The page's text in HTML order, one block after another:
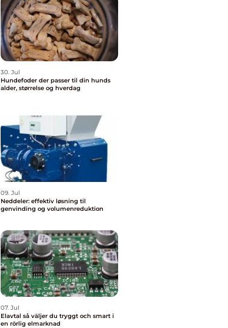
30. Jul
Hundefoder der passer til din hunds
alder, størrelse og hverdag
09. Jul
Neddeler: effektiv løsning til
genvinding og volumenreduktion
07. Jul
Elavtal så väljer du tryggt och smart i
en rörlig elmarknad